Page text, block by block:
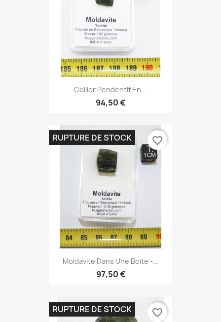
Collier Pendentif En...
94,50 €
Moldavite Dans Une Boite -...
97,50 €
RUPTURE DE STOCK favorite_border
RUPTURE DE STOCK favorite_border